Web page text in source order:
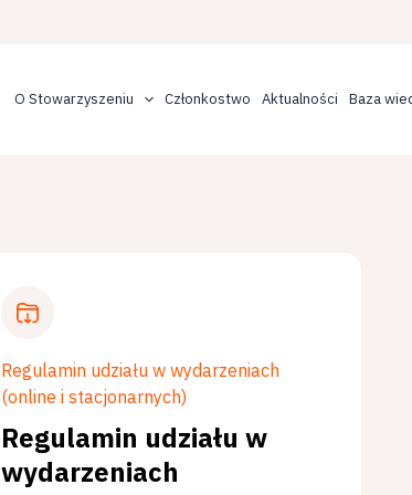
O Stowarzyszeniu Członkostwo Aktualności Baza
Regulamin udziału w wydarzeniach
(online i stacjonarnych)
Regulamin udziału w
wydarzeniach